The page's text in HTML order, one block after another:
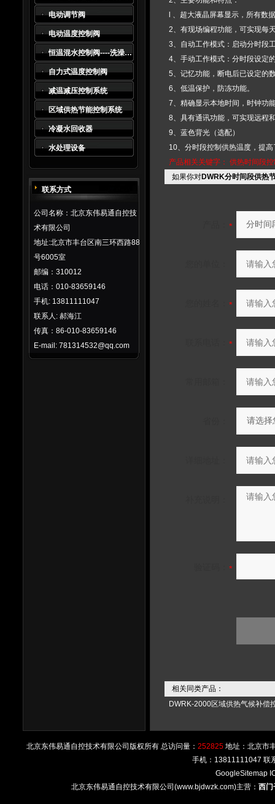
电动调节阀
电动温度控制阀
恒温混水控制阀----洗澡水及生活热水系统*
自力式温度控制阀
减温减压控制系统
区域供热节能控制系统
冷凝水回收器
水处理设备
联系方式
公司名称：北京东伟易通自控技
术有限公司
地址:北京市丰台区南三环西路88
号6005室
邮编：310012
电话：010-83659146
手机: 13811111047
联系人: 郝海江
传真：86-010-83659146
E-mail: 781314532@qq.com
l 、超大液晶屏幕显示，所有数
2、有现场编程功能，可实现每
3、自动工作模式：启动分时段
4、手动工作模式：分时段设定
5、记忆功能，断电后已设定的
6、低温保护，防冻功能。
7、精确显示本地时间，时钟功
8、具有通讯功能，可实现远程
9、蓝色背光（选配）
10、分时段控制供热温度，提
产品相关关键字： 供热时间段
如果你对DWRK分时间段供热
相关同类产品：
DWRK-2000区域供热气候补偿
北京东伟易通自控技术有限公司版权所有 总访问量： 252825 地址：北京市
手机：13811111047 联
GoogleSitemap
北京东伟易通自控技术有限公司(www.bjdwzk.com)主营： 西门